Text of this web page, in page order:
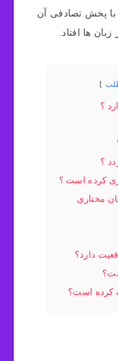
با پخش تصادفی آن
ها افتاد.
؟
؟
کرده است ؟
مختاری
دارد؟
کرده است؟